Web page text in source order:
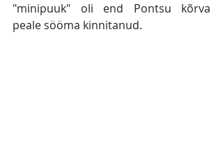
"minipuuk" oli end Pontsu kõrva
peale sööma kinnitanud.